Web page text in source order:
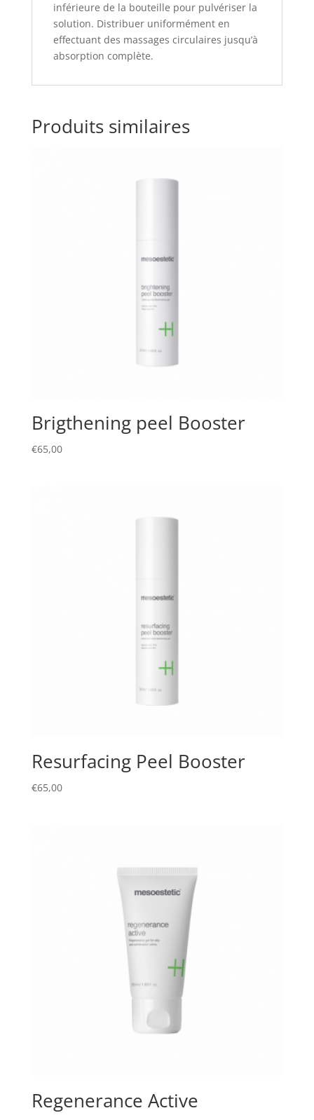
inférieure de la bouteille pour pulvériser la
solution. Distribuer uniformément en
effectuant des massages circulaires jusqu’à
absorption complète.
Produits similaires
Brigthening peel Booster
€65,00
Resurfacing Peel Booster
€65,00
Regenerance Active